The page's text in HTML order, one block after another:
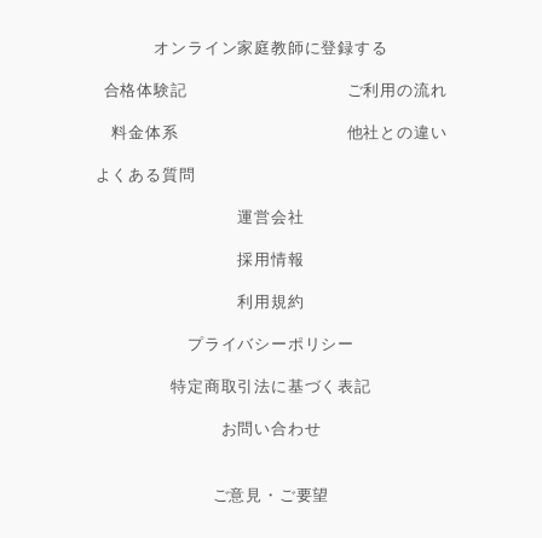
オンライン家庭教師に登録する
合格体験記
ご利用の流れ
料金体系
他社との違い
よくある質問
運営会社
採用情報
利用規約
プライバシーポリシー
特定商取引法に基づく表記
お問い合わせ
ご意見・ご要望